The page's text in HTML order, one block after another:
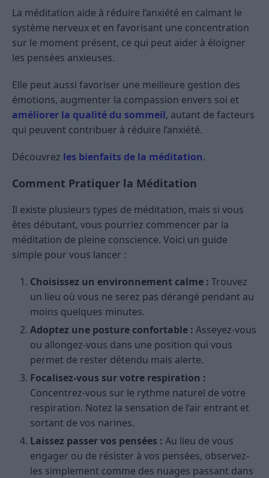
La méditation aide à réduire l’anxiété en calmant le
système nerveux et en favorisant une concentration
sur le moment présent, ce qui peut aider à éloigner
les pensées anxieuses.
Elle peut aussi favoriser une meilleure gestion des
émotions, augmenter la compassion envers soi et
améliorer la qualité du sommeil, autant de facteurs
qui peuvent contribuer à réduire l’anxiété.
Découvrez les bienfaits de la méditation.
Comment Pratiquer la Méditation
Il existe plusieurs types de méditation, mais si vous
êtes débutant, vous pourriez commencer par la
méditation de pleine conscience. Voici un guide
simple pour vous lancer :
Choisissez un environnement calme : Trouvez
un lieu où vous ne serez pas dérangé pendant au
moins quelques minutes.
Adoptez une posture confortable : Asseyez-vous
ou allongez-vous dans une position qui vous
permet de rester détendu mais alerte.
Focalisez-vous sur votre respiration :
Concentrez-vous sur le rythme naturel de votre
respiration. Notez la sensation de l’air entrant et
sortant de vos narines.
Laissez passer vos pensées : Au lieu de vous
engager ou de résister à vos pensées, observez-
les simplement comme des nuages passant dans